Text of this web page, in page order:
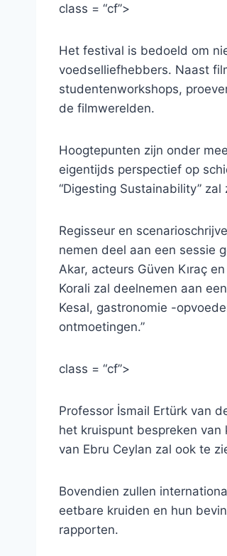
class = “cf”>
Het festival is bedoeld om
voedselliefhebbers. Naast
studentenworkshops,
de filmwerelden.
Hoogtepunten zijn onder
eigentijds perspectief op
“Digesting Sustainability”
Regisseur en
nemen deel aan een sessie
Akar, acteurs Güven Kıraç
Korali zal deelnemen aan
Kesal, gastronomie -
ontmoetingen.”
class = “cf”>
Professor İsmail Ertürk van
het kruispunt bespreken
van Ebru Ceylan zal ook te
Bovendien zullen
eetbare kruiden en hun
rapporten.